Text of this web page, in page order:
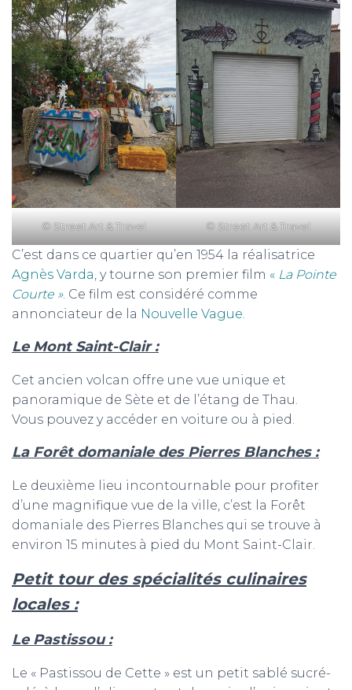
© Street Art & Travel © Street Art & Travel
C’est dans ce quartier qu’en 1954 la réalisatrice
Agnès Varda , y tourne son premier film « La Pointe
Courte ». Ce film est considéré comme
annonciateur de la Nouvelle Vague.
Le Mont Saint-Clair :
Cet ancien volcan offre une vue unique et
panoramique de Sète et de l’étang de Thau.
Vous pouvez y accéder en voiture ou à pied.
La Forêt domaniale des Pierres Blanches :
Le deuxième lieu incontournable pour profiter
d’une magnifique vue de la ville, c’est la Forêt
domaniale des Pierres Blanches qui se trouve à
environ 15 minutes à pied du Mont Saint-Clair.
Petit tour des spécialités culinaires
locales :
Le Pastissou :
Le « Pastissou de Cette » est un petit sablé sucré-